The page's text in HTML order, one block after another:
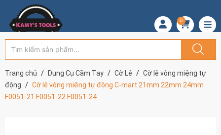
0
Trang chủ Dụng Cụ Cầm Tay Cờ Lê
Cờ lê vòng miệng tự
động
Cờ lê vòng miệng tự động C-mart 21mm 22mm 24mm
F0051-21 F0051-22 F0051-24